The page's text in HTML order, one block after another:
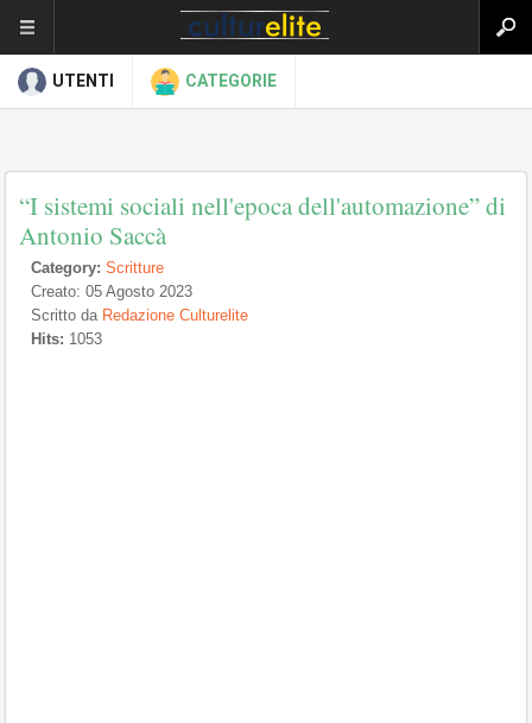
UTENTI CATEGORIE
“I sistemi sociali nell'epoca dell'automazione” di
Antonio Saccà
Category: Scritture
Creato: 05 Agosto 2023
Scritto da Redazione Culturelite
Hits: 1053